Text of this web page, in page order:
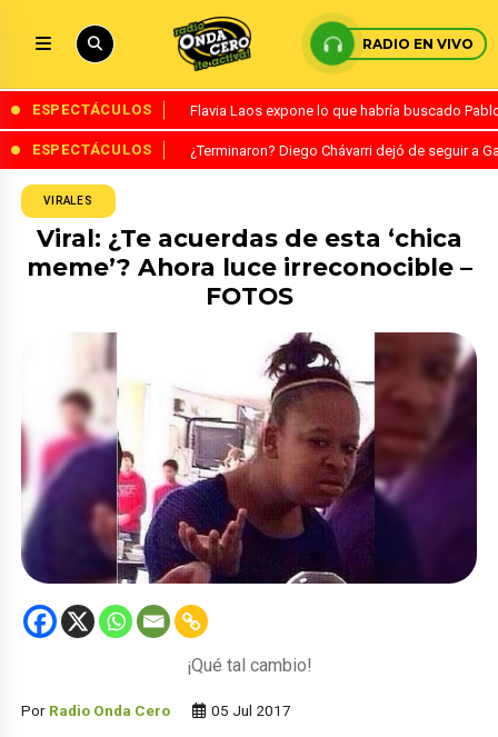
RADIO EN VIVO
ESPECTÁCULOS Flavia Laos expone lo que habría buscado
ESPECTÁCULOS ¿Terminaron? Diego Chávarri dejó de seguir a
VIRALES
Viral: ¿Te acuerdas de esta ‘chica
meme’? Ahora luce irreconocible –
FOTOS
¡Qué tal cambio!
Por Radio Onda Cero 05 Jul 2017